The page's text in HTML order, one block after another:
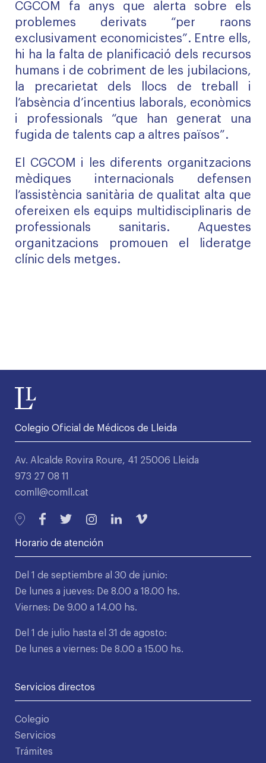
CGCOM fa anys que alerta sobre els
problemes derivats “per raons
exclusivament economicistes”. Entre ells,
hi ha la falta de planificació dels recursos
humans i de cobriment de les jubilacions,
la precarietat dels llocs de treball i
l’absència d’incentius laborals, econòmics
i professionals “que han generat una
fugida de talents cap a altres països”.
El CGCOM i les diferents organitzacions
mèdiques internacionals defensen
l’assistència sanitària de qualitat alta que
ofereixen els equips multidisciplinaris de
professionals sanitaris. Aquestes
organitzacions promouen el lideratge
clínic dels metges.
Colegio Oficial de Médicos de Lleida
Av. Alcalde Rovira Roure, 41 25006 Lleida
973 27 08 11
comll@comll.cat
Horario de atención
Del 1 de septiembre al 30 de junio:
De lunes a jueves: De 8.00 a 18.00 hs.
Viernes: De 9.00 a 14.00 hs.
Del 1 de julio hasta el 31 de agosto:
De lunes a viernes: De 8.00 a 15.00 hs.
Servicios directos
Colegio
Servicios
Trámites